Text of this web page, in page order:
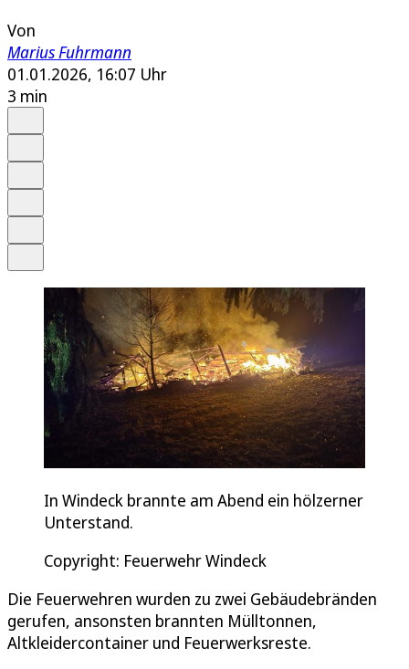
Von
Marius Fuhrmann
01.01.2026, 16:07 Uhr
3 min
In Windeck brannte am Abend ein hölzerner
Unterstand.
Copyright: Feuerwehr Windeck
Die Feuerwehren wurden zu zwei Gebäudebränden
gerufen, ansonsten brannten Mülltonnen,
Altkleidercontainer und Feuerwerksreste.